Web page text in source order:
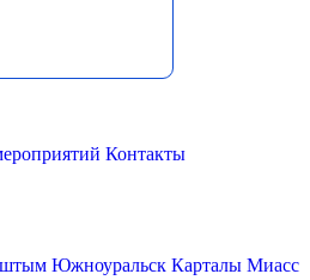
Контакты
Южноуральск Карталы Миасс